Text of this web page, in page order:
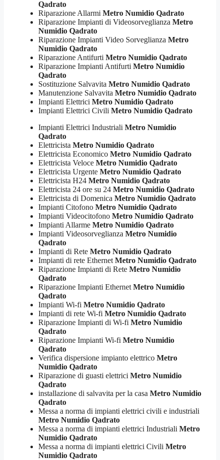
Qadrato
Riparazione Allarmi Metro Numidio Qadrato
Riparazione Impianti di Videosorveglianza Metro
Numidio Qadrato
Riparazione Impianti Video Sorveglianza Metro
Numidio Qadrato
Riparazione Antifurti Metro Numidio Qadrato
Riparazione Impianti Antifurti Metro Numidio
Qadrato
Sostituzione Salvavita Metro Numidio Qadrato
Manutenzione Salvavita Metro Numidio Qadrato
Impianti Elettrici Metro Numidio Qadrato
Impianti Elettrici Civili Metro Numidio Qadrato
Impianti Elettrici Industriali Metro Numidio
Qadrato
Elettricista Metro Numidio Qadrato
Elettricista Economico Metro Numidio Qadrato
Elettricista Veloce Metro Numidio Qadrato
Elettricista Urgente Metro Numidio Qadrato
Elettricista H24 Metro Numidio Qadrato
Elettricista 24 ore su 24 Metro Numidio Qadrato
Elettricista di Domenica Metro Numidio Qadrato
Impianti Citofono Metro Numidio Qadrato
Impianti Videocitofono Metro Numidio Qadrato
Impianti Allarme Metro Numidio Qadrato
Impianti Videosorveglianza Metro Numidio
Qadrato
Impianti di Rete Metro Numidio Qadrato
Impianti di rete Ethernet Metro Numidio Qadrato
Riparazione Impianti di Rete Metro Numidio
Qadrato
Riparazione Impianti Ethernet Metro Numidio
Qadrato
Impianti Wi-fi Metro Numidio Qadrato
Impianti di rete Wi-fi Metro Numidio Qadrato
Riparazione Impianti di Wi-fi Metro Numidio
Qadrato
Riparazione Impianti Wi-fi Metro Numidio
Qadrato
Verifica dispersione impianto elettrico Metro
Numidio Qadrato
Riparazione di guasti elettrici Metro Numidio
Qadrato
installazione di salvavita per la casa Metro Numidio
Qadrato
Messa a norma di impianti elettrici civili e industriali
Metro Numidio Qadrato
Messa a norma di impianti elettrici Industriali Metro
Numidio Qadrato
Messa a norma di impianti elettrici Civili Metro
Numidio Qadrato